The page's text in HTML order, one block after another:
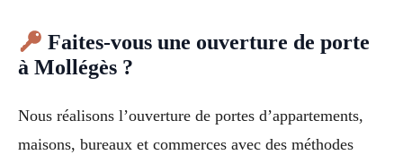
Faites-vous une ouverture de porte
à Mollégès ?
Nous réalisons l’ouverture de portes d’appartements,
maisons, bureaux et commerces avec des méthodes